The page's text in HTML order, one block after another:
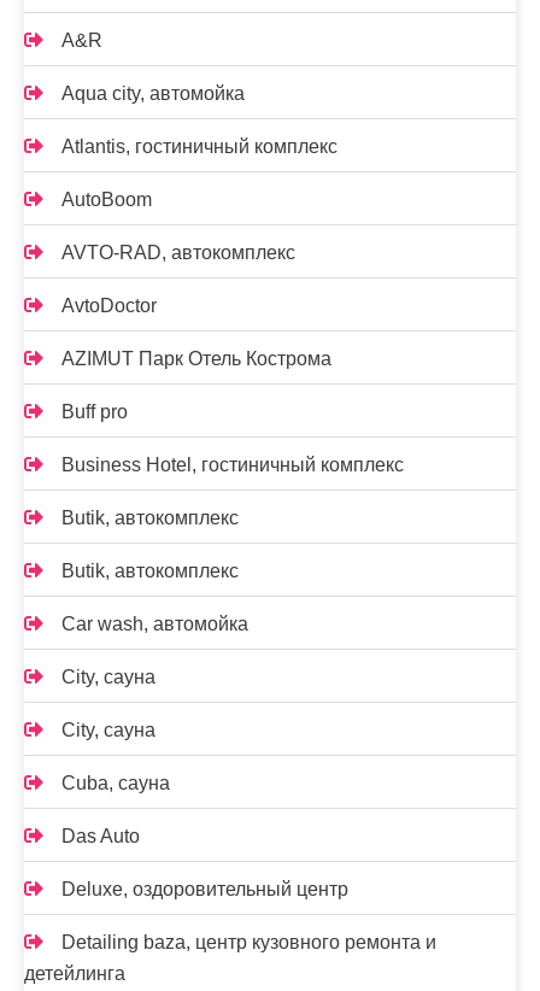
A&R
Aqua city, автомойка
Atlantis, гостиничный комплекс
AutoBoom
AVTO-RAD, автокомплекс
AvtoDoctor
AZIMUT Парк Отель Кострома
Buff pro
Business Hotel, гостиничный комплекс
Butik, автокомплекс
Butik, автокомплекс
Car wash, автомойка
City, сауна
City, сауна
Cuba, сауна
Das Auto
Deluxe, оздоровительный центр
Detailing baza, центр кузовного ремонта и
детейлинга